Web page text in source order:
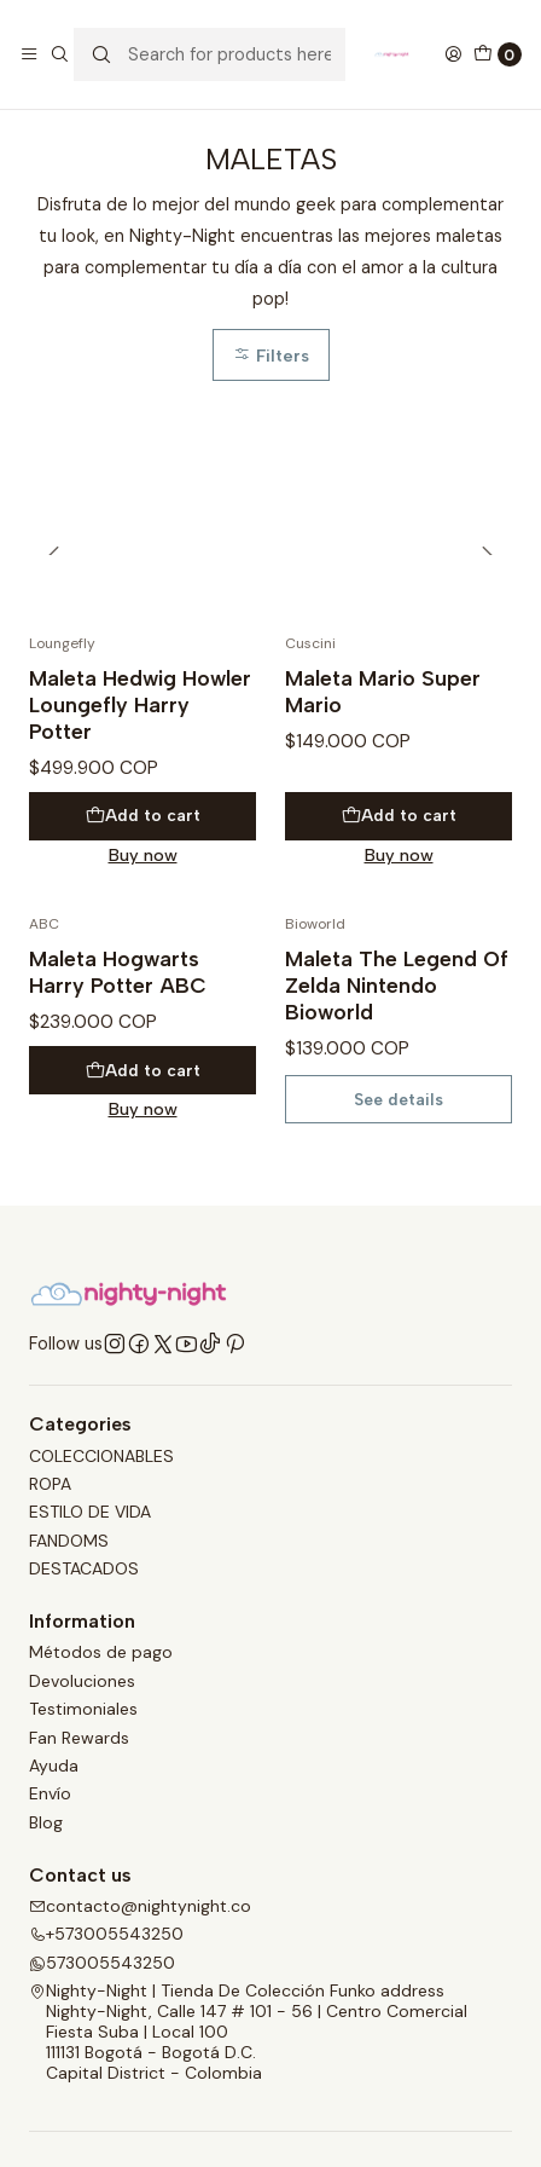
0
MALETAS
Disfruta de lo mejor del mundo geek para complementar
tu look, en Nighty-Night encuentras las mejores maletas
para complementar tu día a día con el amor a la cultura
pop!
Filters
Loungefly
Maleta Hedwig Howler
Loungefly Harry
Potter
$499.900 COP
Add to cart
Buy now
Cuscini
Maleta Mario Super
Mario
$149.000 COP
Add to cart
Buy now
ABC
Maleta Hogwarts
Harry Potter ABC
$239.000 COP
Add to cart
Buy now
Bioworld
Maleta The Legend Of
Zelda Nintendo
Bioworld
$139.000 COP
See details
Follow us
Categories
COLECCIONABLES
ROPA
ESTILO DE VIDA
FANDOMS
DESTACADOS
Information
Métodos de pago
Devoluciones
Testimoniales
Fan Rewards
Ayuda
Envío
Blog
Contact us
contacto@nightynight.co
+573005543250
573005543250
Nighty-Night | Tienda De Colección Funko address
Nighty-Night, Calle 147 # 101 - 56 | Centro Comercial
Fiesta Suba | Local 100
111131 Bogotá - Bogotá D.C.
Capital District - Colombia